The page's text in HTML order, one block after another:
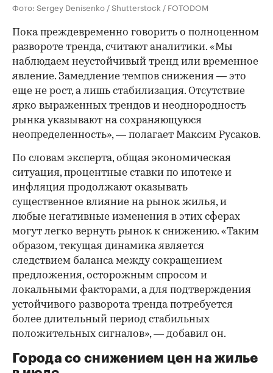
Фото: Sergey Denisenko / Shutterstock / FOTODOM
Пока преждевременно говорить о полноценном
развороте тренда, считают аналитики. «Мы
наблюдаем неустойчивый тренд или временное
явление. Замедление темпов снижения — это
еще не рост, а лишь стабилизация. Отсутствие
ярко выраженных трендов и неоднородность
рынка указывают на сохраняющуюся
неопределенность», — полагает Максим Русаков.
По словам эксперта, общая экономическая
ситуация, процентные ставки по ипотеке и
инфляция продолжают оказывать
существенное влияние на рынок жилья, и
любые негативные изменения в этих сферах
могут легко вернуть рынок к снижению. «Таким
образом, текущая динамика является
следствием баланса между сокращением
предложения, осторожным спросом и
локальными факторами, а для подтверждения
устойчивого разворота тренда потребуется
более длительный период стабильных
положительных сигналов», — добавил он.
Города со снижением цен на жилье